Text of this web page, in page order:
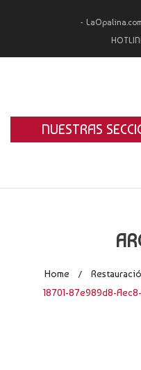
NUESTRAS
LA OPALINA
TASACIÓN Y COMPRA
Home /
18701-87e989d8-